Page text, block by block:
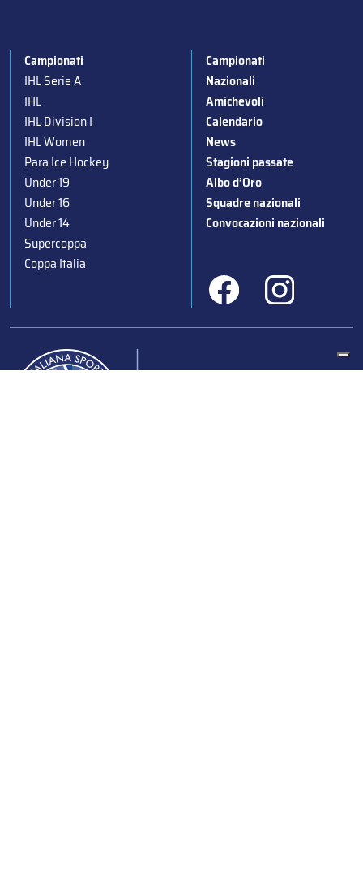
Campionati
IHL Serie A
IHL
IHL Division I
IHL Women
Para Ice Hockey
Under 19
Under 16
Under 14
Supercoppa
Coppa Italia
Campionati
Nazionali
Amichevoli
Calendario
News
Stagioni passate
Albo d’Oro
Squadre nazionali
Convocazioni nazionali